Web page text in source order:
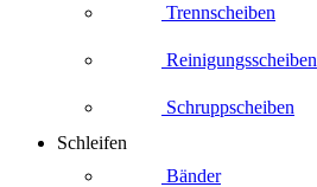
Trennscheiben
Reinigungsscheiben
Schruppscheiben
Schleifen
Bänder